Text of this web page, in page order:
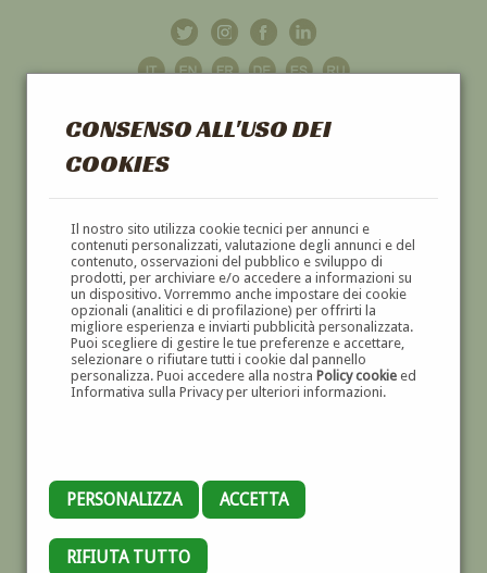
CONSENSO ALL'USO DEI
COOKIES
Il nostro sito utilizza cookie tecnici per annunci e
contenuti personalizzati, valutazione degli annunci e del
contenuto, osservazioni del pubblico e sviluppo di
prodotti, per archiviare e/o accedere a informazioni su
un dispositivo. Vorremmo anche impostare dei cookie
opzionali (analitici e di profilazione) per offrirti la
migliore esperienza e inviarti pubblicità personalizzata.
Puoi scegliere di gestire le tue preferenze e accettare,
selezionare o rifiutare tutti i cookie dal pannello
personalizza. Puoi accedere alla nostra Policy cookieed
Informativa sulla Privacy per ulteriori informazioni.
PERSONALIZZA ACCETTA
RIFIUTA TUTTO
GALLERIAD'ARTE
DIPINTI E SCULTURE '800 E '900